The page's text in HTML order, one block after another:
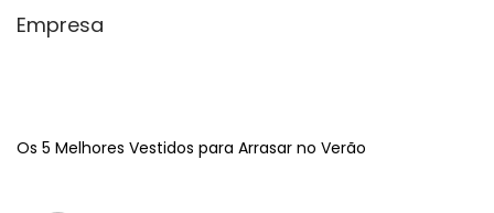
Empresa
Os 5 Melhores Vestidos para Arrasar no Verão